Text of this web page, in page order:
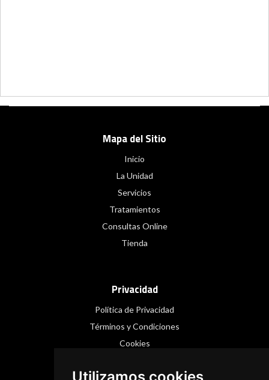
Mapa del Sitio
Inicio
La Unidad
Servicios
Tratamientos
Consultas Online
Tienda
Privacidad
Política de Privacidad
Términos y Condiciones
Cookies